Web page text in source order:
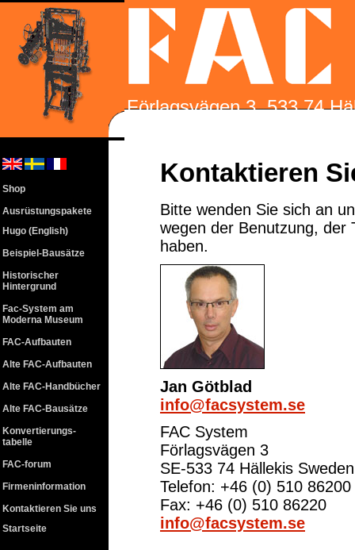
Förlagsvägen 3, 533 74
Shop
Ausrüstungspakete
Hugo (English)
Beispiel-Bausätze
Historischer
Hintergrund
Fac-System am
Moderna Museum
FAC-Aufbauten
Alte FAC-Aufbauten
Alte FAC-Handbücher
Alte FAC-Bausätze
Konvertierungs-
tabelle
FAC-forum
Firmeninformation
Kontaktieren Sie uns
Startseite
Kontaktieren
Bitte wenden Sie sich an
wegen der Benutzung, der
haben.
Jan Götblad
info@facsystem.se
FAC System
Förlagsvägen 3
SE-533 74 Hällekis Sweden
Telefon: +46 (0) 510 86200
Fax: +46 (0) 510 86220
info@facsystem.se